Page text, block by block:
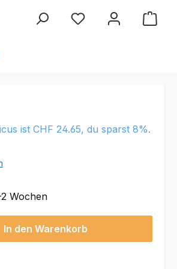
Du hast 0 Produkte
ist CHF 24.65, du sparst 8%.
Wochen
In den Warenkorb